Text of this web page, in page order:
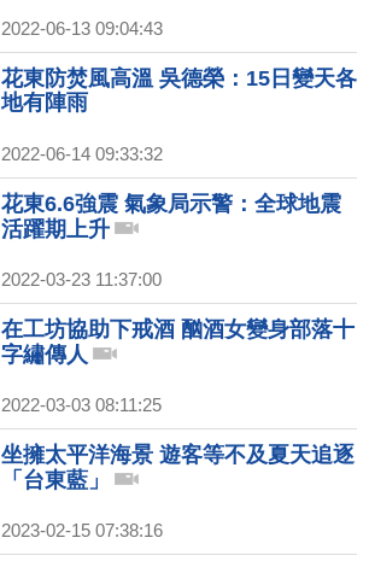
2022-06-13 09:04:43
花東防焚風高溫 吳德榮：15日變天各
地有陣雨
2022-06-14 09:33:32
花東6.6強震 氣象局示警：全球地震
活躍期上升
2022-03-23 11:37:00
在工坊協助下戒酒 酗酒女變身部落十
字繡傳人
2022-03-03 08:11:25
坐擁太平洋海景 遊客等不及夏天追逐
「台東藍」
2023-02-15 07:38:16